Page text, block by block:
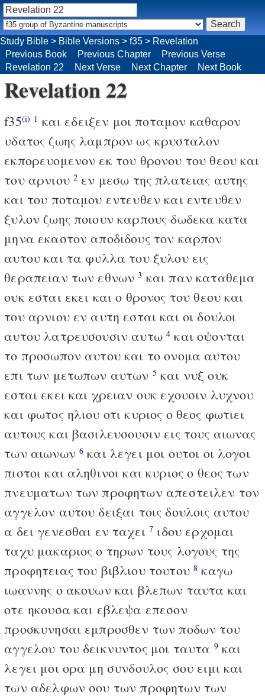
Study Bible > Bible Versions > f35 > Revelation
Previous Book
Previous Chapter
Previous Verse
Revelation 22
Next Verse Next Chapter Next Book
Revelation 22
f35(i) 1 και εδειξεν μοι ποταμον καθαρον
υδατος ζωης λαμπρον ως κρυσταλον
εκπορευομενον εκ του θρονου του θεου και
του αρνιου 2 εν μεσω της πλατειας αυτης
και του ποταμου εντευθεν και εντευθεν
ξυλον ζωης ποιουν καρπους δωδεκα κατα
μηνα εκαστον αποδιδους τον καρπον
αυτου και τα φυλλα του ξυλου εις
θεραπειαν των εθνων3 και παν καταθεμα
ουκ εσται εκει και ο θρονος του θεου και
του αρνιου εν αυτη εσται και οι δουλοι
αυτου λατρευσουσιν αυτω4 και οψονται
το προσωπον αυτου και το ονομα αυτου
επι των μετωπων αυτων 5 και νυξ ουκ
εσται εκει και χρειαν ουκ εχουσιν λυχνου
και φωτος ηλιου οτι κυριος ο θεος φωτιει
αυτους και βασιλευσουσιν εις τους αιωνας
των αιωνων 6 και λεγει μοι ουτοι οι λογοι
πιστοι και αληθινοι και κυριος ο θεος των
πνευματων των προφητων απεστειλεν τον
αγγελον αυτου δειξαι τοις δουλοις αυτου
α δει γενεσθαι εν ταχει7 ιδου ερχομαι
ταχυ μακαριος ο τηρων τους λογους της
προφητειας του βιβλιου τουτου8 καγω
ιωαννης ο ακουων και βλεπων ταυτα και
οτε ηκουσα και εβλεψα επεσον
προσκυνησαι εμπροσθεν των ποδων του
αγγελου του δεικνυντος μοι ταυτα 9και
λεγει μοι ορα μη συνδουλος σου ειμι και
των αδελφων σου των προφητων των